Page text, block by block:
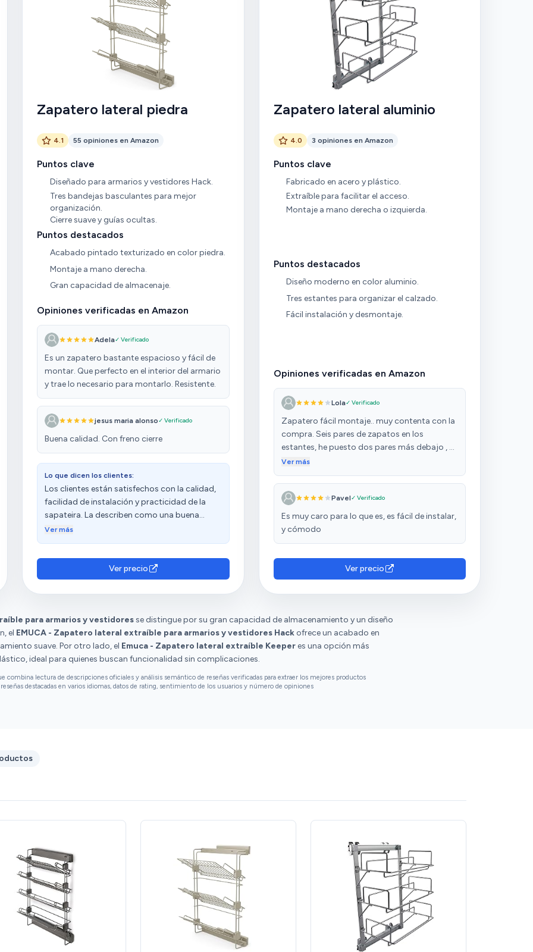
Zapatero lateral piedra
4.1 55 opiniones en Amazon
Puntos clave
Diseñado para armarios y vestidores Hack.
Tres bandejas basculantes para mejor
organización.
Cierre suave y guías ocultas.
Puntos destacados
Acabado pintado texturizado en color piedra.
Montaje a mano derecha.
Gran capacidad de almacenaje.
Opiniones verificadas en Amazon
Adela✓ Verificado
Es un zapatero bastante espacioso y fácil de
montar. Que perfecto en el interior del armario
y trae lo necesario para montarlo. Resistente.
jesus maria alonso✓ Verificado
Buena calidad. Con freno cierre
Lo que dicen los clientes:
Los clientes están satisfechos con la calidad,
facilidad de instalación y practicidad de la
sapateira. La describen como una buena
opción para ganar espacios de zapatos en el
embargo, hay opiniones diversas sobre el
cierre y la resistencia del producto.
Ver más
Ver precio
Zapatero lateral aluminio
4.0 3 opiniones en Amazon
Puntos clave
Fabricado en acero y plástico.
Extraíble para facilitar el acceso.
Montaje a mano derecha o izquierda.
Puntos destacados
Diseño moderno en color aluminio.
Tres estantes para organizar el calzado.
Fácil instalación y desmontaje.
Opiniones verificadas en Amazon
Lola✓ Verificado
Zapatero fácil montaje.. muy contenta con la
compra. Seis pares de zapatos en los
estantes, he puesto dos pares más debajo , se
quedan bien, no molestan a la hora de sacar
Ver más
Pavel✓ Verificado
Es muy caro para lo que es, es fácil de instalar,
y cómodo
Ver precio
para armarios y vestidoresse distingue por su gran capacidad de almacenamiento y un diseño
el EMUCA - Zapatero lateral extraíble para armarios y vestidores Hack ofrece un acabado en
suave. Por otro lado, el Emuca - Zapatero lateral extraíble Keeper es una opción más
ideal para quienes buscan funcionalidad sin complicaciones.
combina lectura de descripciones oficiales y análisis semántico de reseñas verificadas para extraer los mejores productos
destacadas en varios idiomas, datos de rating, sentimiento de los usuarios y número de opiniones